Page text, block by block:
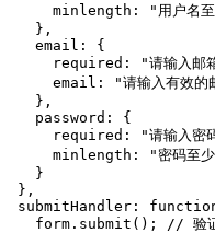
minlength: "用户名至少
},
email: {
required: "请输入邮箱
email: "请输入有效的邮
},
password: {
required: "请输入密
minlength: "密码至少需
}
},
submitHandler:
form.submit(); // 验证通